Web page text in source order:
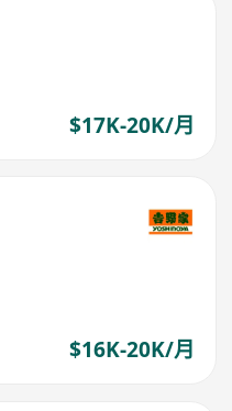
$17K-20K/月
$16K-20K/月